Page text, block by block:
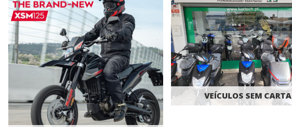
VEÍCULOS SEM CARTA